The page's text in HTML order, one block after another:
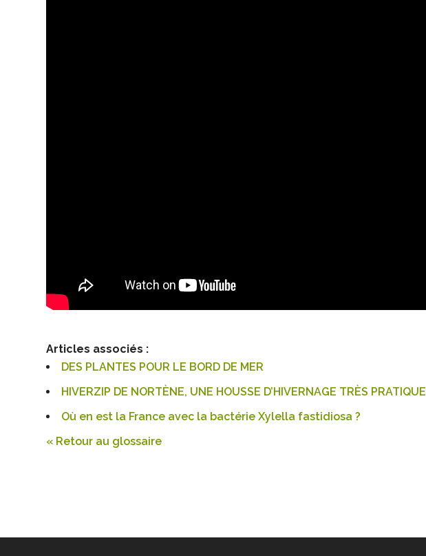
Articles associés :
DES PLANTES POUR LE BORD DE MER
HIVERZIP DE NORTÈNE, UNE HOUSSE D’HIVERNAGE TRÈS PRATIQUE
Où en est la France avec la bactérie Xylella fastidiosa ?
« Retour au glossaire